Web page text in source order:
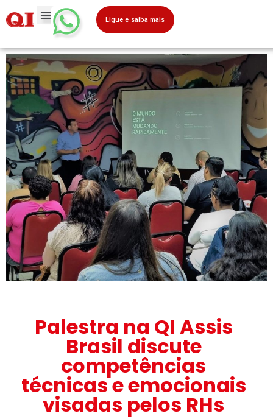
Ligue e saiba mais
Palestra na QI Assis
Brasil discute
competências
técnicas e emocionais
visadas pelos RHs